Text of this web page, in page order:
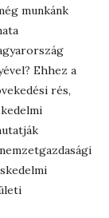
munkánk
Ehhez a
rés,